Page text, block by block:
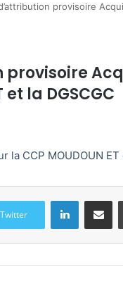
provisoire
et la DGSCGC
CCP MOUDOUN ET
Twitter